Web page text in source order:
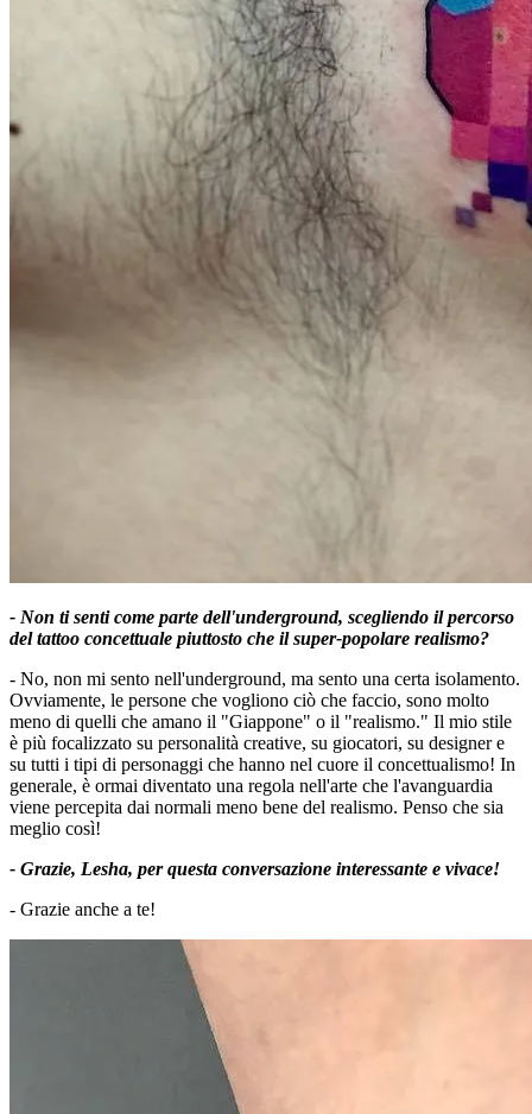
- Non ti senti come parte dell'underground, scegliendo il percorso
del tattoo concettuale piuttosto che il super-popolare realismo?
- No, non mi sento nell'underground, ma sento una certa isolamento.
Ovviamente, le persone che vogliono ciò che faccio, sono molto
meno di quelli che amano il "Giappone" o il "realismo." Il mio stile
è più focalizzato su personalità creative, su giocatori, su designer e
su tutti i tipi di personaggi che hanno nel cuore il concettualismo! In
generale, è ormai diventato una regola nell'arte che l'avanguardia
viene percepita dai normali meno bene del realismo. Penso che sia
meglio così!
- Grazie, Lesha, per questa conversazione interessante e vivace!
- Grazie anche a te!